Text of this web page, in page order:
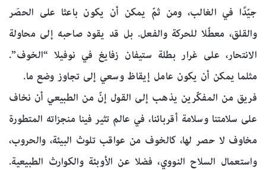
جيّدًا في الغالب، ومن ثمّ يمكن أن يكون باعثا على الحصَر
والقلق، معطّلا للحركة والفعل. بل قد يقود صاحبه إلى محاولة
الانتحار، على غرار بطلة ستيفان زفايغ في نوفيلا “الخوف”.
مثلما يمكن أن يكون عامل إيقاظ وسعي إلى تجاوز وضع ما.
فريق من المفكّرين يذهب إلى القول إنّ من الطبيعي أن نخاف
على سلامتنا وسلامة أقربائنا، في عالم تثير فينا منجزاته المتطورة
مخاوف لا حصر لها، كالخوف من عواقب تلوث البيئة، والحروب،
واستعمال السلاح النووي، فضلا عن الأوبئة والكوارث الطبيعية.